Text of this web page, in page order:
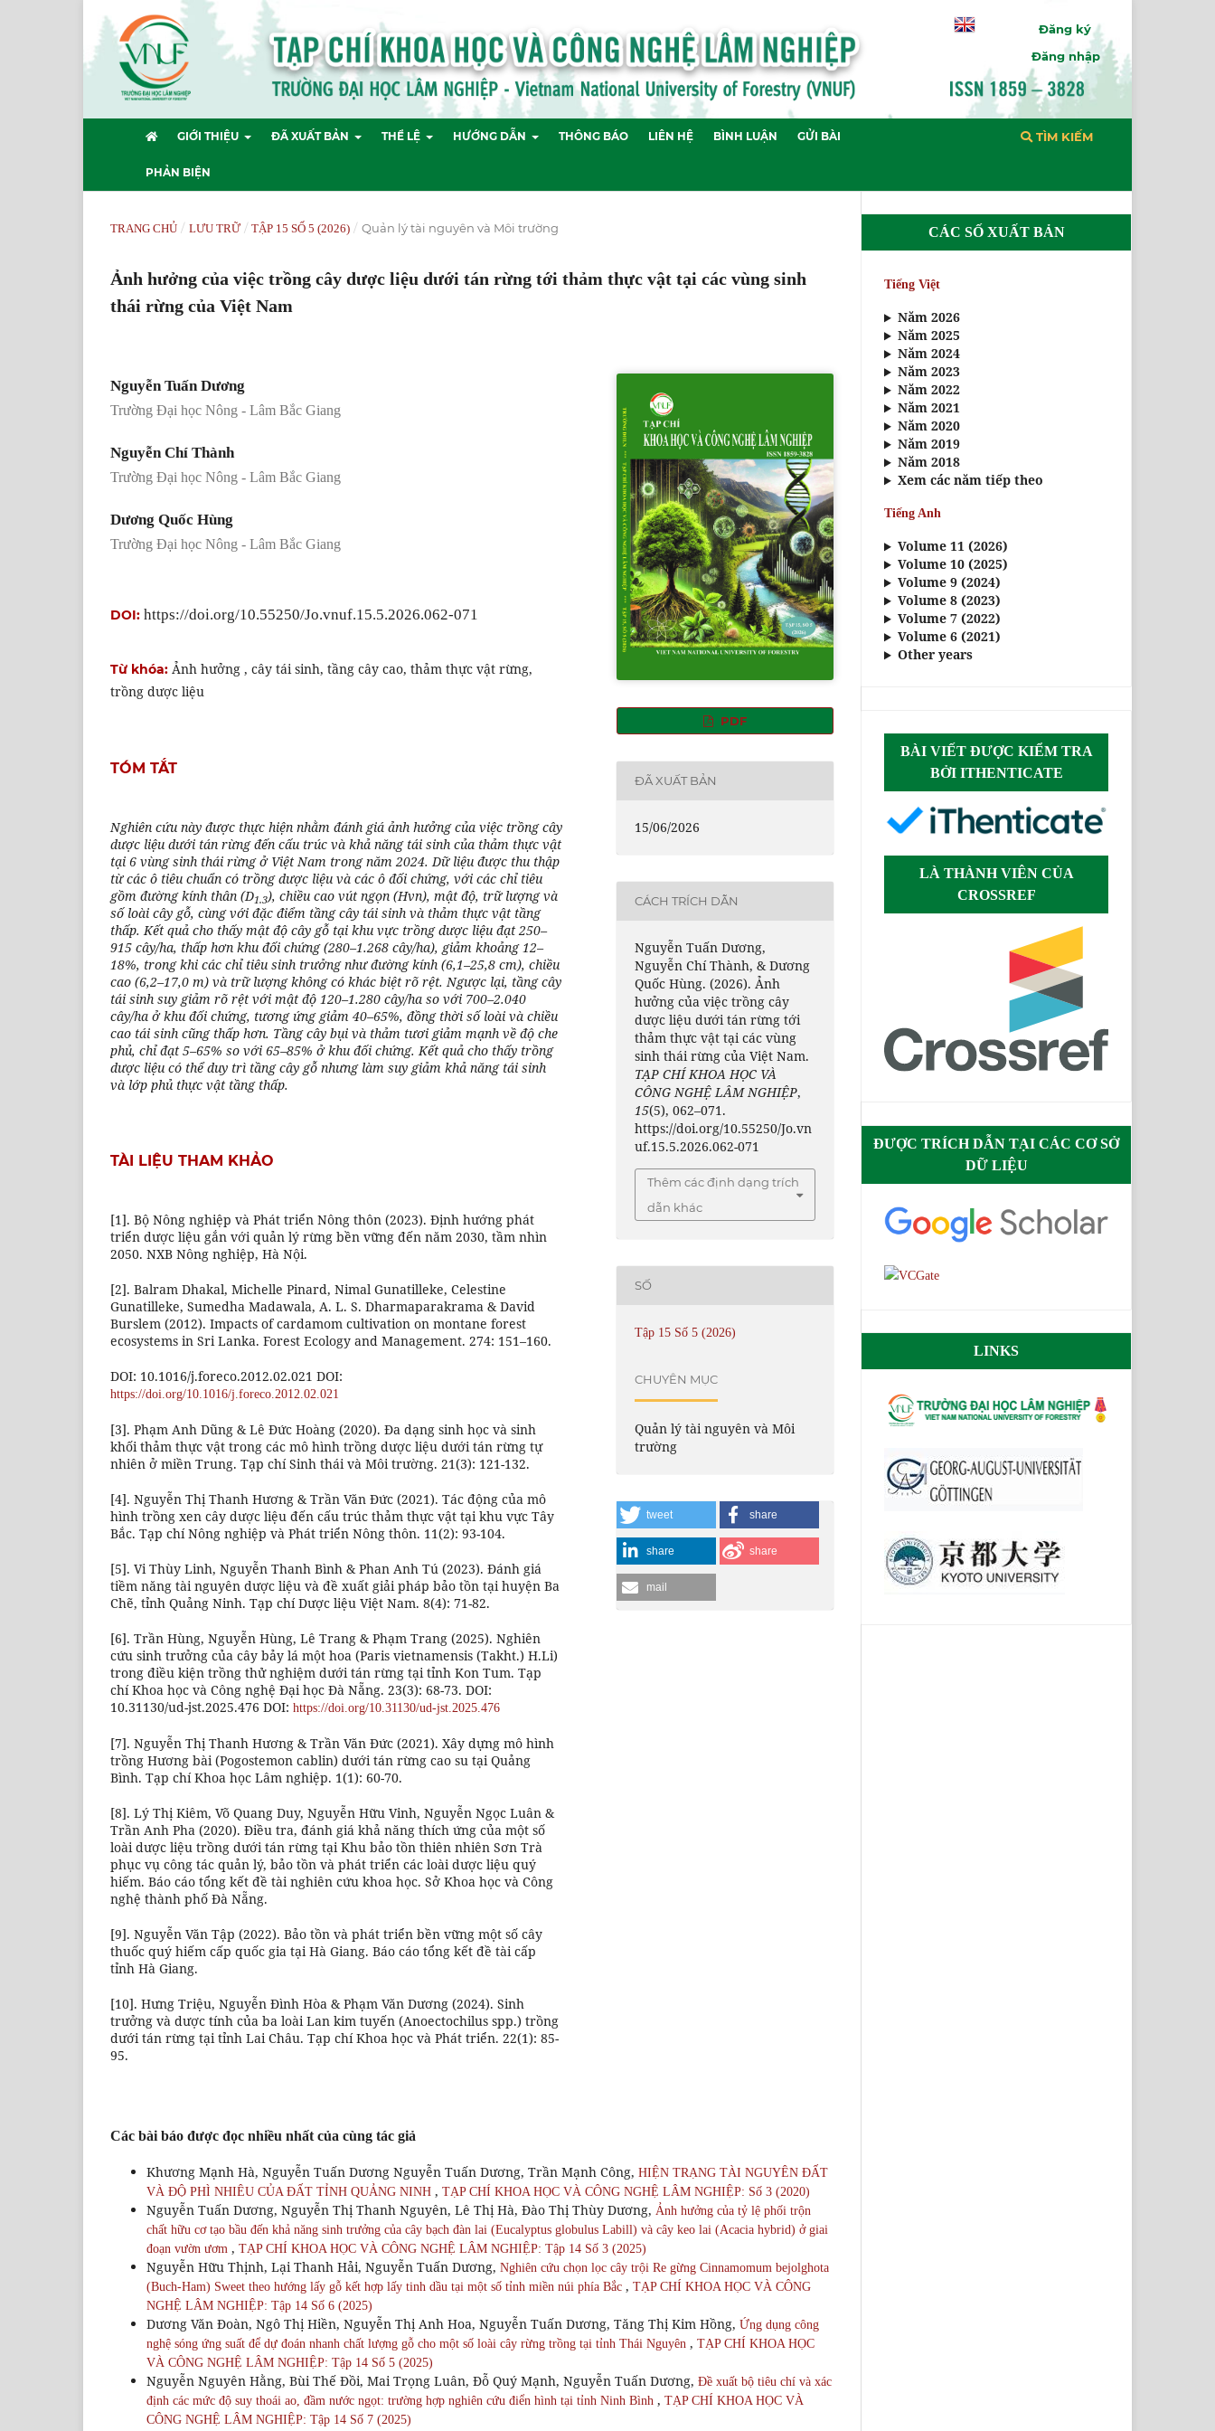
GIỚI THIỆU ĐÃ XUẤT BẢN THỂ LỆ HƯỚNG DẪN THÔNG BÁO LIÊN HỆ BÌNH LUẬN GỬI BÀI
PHẢN BIỆN
TÌM KIẾM
Đăng ký
Đăng nhập
TRANG CHỦ / LƯU TRỮ / TẬP 15 SỐ 5 (2026) / Quản lý tài nguyên và Môi trường
Ảnh hưởng của việc trồng cây dược liệu dưới tán rừng tới thảm thực vật tại các vùng sinh
thái rừng của Việt Nam
Nguyễn Tuấn Dương
Trường Đại học Nông - Lâm Bắc Giang
Nguyễn Chí Thành
Trường Đại học Nông - Lâm Bắc Giang
Dương Quốc Hùng
Trường Đại học Nông - Lâm Bắc Giang
DOI: https://doi.org/10.55250/Jo.vnuf.15.5.2026.062-071
Từ khóa: Ảnh hưởng , cây tái sinh, tầng cây cao, thảm thực vật rừng,
trồng dược liệu
TÓM TẮT
Nghiên cứu này được thực hiện nhằm đánh giá ảnh hưởng của việc trồng cây
dược liệu dưới tán rừng đến cấu trúc và khả năng tái sinh của thảm thực vật
tại 6 vùng sinh thái rừng ở Việt Nam trong năm 2024. Dữ liệu được thu thập
từ các ô tiêu chuẩn có trồng dược liệu và các ô đối chứng, với các chỉ tiêu
gồm đường kính thân (D1.3), chiều cao vút ngọn (Hvn), mật độ, trữ lượng và
số loài cây gỗ, cùng với đặc điểm tầng cây tái sinh và thảm thực vật tầng
thấp. Kết quả cho thấy mật độ cây gỗ tại khu vực trồng dược liệu đạt 250–
915 cây/ha, thấp hơn khu đối chứng (280–1.268 cây/ha), giảm khoảng 12–
18%, trong khi các chỉ tiêu sinh trưởng như đường kính (6,1–25,8 cm), chiều
cao (6,2–17,0 m) và trữ lượng không có khác biệt rõ rệt. Ngược lại, tầng cây
tái sinh suy giảm rõ rệt với mật độ 120–1.280 cây/ha so với 700–2.040
cây/ha ở khu đối chứng, tương ứng giảm 40–65%, đồng thời số loài và chiều
cao tái sinh cũng thấp hơn. Tầng cây bụi và thảm tươi giảm mạnh về độ che
phủ, chỉ đạt 5–65% so với 65–85% ở khu đối chứng. Kết quả cho thấy trồng
dược liệu có thể duy trì tầng cây gỗ nhưng làm suy giảm khả năng tái sinh
và lớp phủ thực vật tầng thấp.
TÀI LIỆU THAM KHẢO
[1]. Bộ Nông nghiệp và Phát triển Nông thôn (2023). Định hướng phát
triển dược liệu gắn với quản lý rừng bền vững đến năm 2030, tầm nhìn
2050. NXB Nông nghiệp, Hà Nội.
[2]. Balram Dhakal, Michelle Pinard, Nimal Gunatilleke, Celestine
Gunatilleke, Sumedha Madawala, A. L. S. Dharmaparakrama & David
Burslem (2012). Impacts of cardamom cultivation on montane forest
ecosystems in Sri Lanka. Forest Ecology and Management. 274: 151–160.
DOI: 10.1016/j.foreco.2012.02.021 DOI:
https://doi.org/10.1016/j.foreco.2012.02.021
[3]. Phạm Anh Dũng & Lê Đức Hoàng (2020). Đa dạng sinh học và sinh
khối thảm thực vật trong các mô hình trồng dược liệu dưới tán rừng tự
nhiên ở miền Trung. Tạp chí Sinh thái và Môi trường. 21(3): 121-132.
[4]. Nguyễn Thị Thanh Hương & Trần Văn Đức (2021). Tác động của mô
hình trồng xen cây dược liệu đến cấu trúc thảm thực vật tại khu vực Tây
Bắc. Tạp chí Nông nghiệp và Phát triển Nông thôn. 11(2): 93-104.
[5]. Vi Thùy Linh, Nguyễn Thanh Bình & Phan Anh Tú (2023). Đánh giá
tiềm năng tài nguyên dược liệu và đề xuất giải pháp bảo tồn tại huyện Ba
Chẽ, tỉnh Quảng Ninh. Tạp chí Dược liệu Việt Nam. 8(4): 71-82.
[6]. Trần Hùng, Nguyễn Hùng, Lê Trang & Phạm Trang (2025). Nghiên
cứu sinh trưởng của cây bảy lá một hoa (Paris vietnamensis (Takht.) H.Li)
trong điều kiện trồng thử nghiệm dưới tán rừng tại tỉnh Kon Tum. Tạp
chí Khoa học và Công nghệ Đại học Đà Nẵng. 23(3): 68-73. DOI:
10.31130/ud-jst.2025.476 DOI: https://doi.org/10.31130/ud-jst.2025.476
[7]. Nguyễn Thị Thanh Hương & Trần Văn Đức (2021). Xây dựng mô hình
trồng Hương bài (Pogostemon cablin) dưới tán rừng cao su tại Quảng
Bình. Tạp chí Khoa học Lâm nghiệp. 1(1): 60-70.
[8]. Lý Thị Kiêm, Võ Quang Duy, Nguyễn Hữu Vinh, Nguyễn Ngọc Luân &
Trần Anh Pha (2020). Điều tra, đánh giá khả năng thích ứng của một số
loài dược liệu trồng dưới tán rừng tại Khu bảo tồn thiên nhiên Sơn Trà
phục vụ công tác quản lý, bảo tồn và phát triển các loài dược liệu quý
hiếm. Báo cáo tổng kết đề tài nghiên cứu khoa học. Sở Khoa học và Công
nghệ thành phố Đà Nẵng.
[9]. Nguyễn Văn Tập (2022). Bảo tồn và phát triển bền vững một số cây
thuốc quý hiếm cấp quốc gia tại Hà Giang. Báo cáo tổng kết đề tài cấp
tỉnh Hà Giang.
[10]. Hưng Triệu, Nguyễn Đình Hòa & Phạm Văn Dương (2024). Sinh
trưởng và dược tính của ba loài Lan kim tuyến (Anoectochilus spp.) trồng
dưới tán rừng tại tỉnh Lai Châu. Tạp chí Khoa học và Phát triển. 22(1): 85-
95.
PDF
ĐÃ XUẤT BẢN
15/06/2026
CÁCH TRÍCH DẪN
Nguyễn Tuấn Dương,
Nguyễn Chí Thành, & Dương
Quốc Hùng. (2026). Ảnh
hưởng của việc trồng cây
dược liệu dưới tán rừng tới
thảm thực vật tại các vùng
sinh thái rừng của Việt Nam.
TẠP CHÍ KHOA HỌC VÀ
CÔNG NGHỆ LÂM NGHIỆP,
15(5), 062–071.
https://doi.org/10.55250/Jo.vn
uf.15.5.2026.062-071
Thêm các định dạng trích
dẫn khác
SỐ
Tập 15 Số 5 (2026)
CHUYÊN MỤC
Quản lý tài nguyên và Môi
trường
tweet share
share share
mail
Các bài báo được đọc nhiều nhất của cùng tác giả
Khương Mạnh Hà, Nguyễn Tuấn Dương Nguyễn Tuấn Dương, Trần Mạnh Công, HIỆN TRẠNG TÀI NGUYÊN ĐẤT
VÀ ĐỘ PHÌ NHIÊU CỦA ĐẤT TỈNH QUẢNG NINH , TẠP CHÍ KHOA HỌC VÀ CÔNG NGHỆ LÂM NGHIỆP: Số 3 (2020)
Nguyễn Tuấn Dương, Nguyễn Thị Thanh Nguyên, Lê Thị Hà, Đào Thị Thùy Dương, Ảnh hưởng của tỷ lệ phối trộn
chất hữu cơ tạo bầu đến khả năng sinh trưởng của cây bạch đàn lai (Eucalyptus globulus Labill) và cây keo lai (Acacia hybrid) ở giai
đoạn vườn ươm , TẠP CHÍ KHOA HỌC VÀ CÔNG NGHỆ LÂM NGHIỆP: Tập 14 Số 3 (2025)
Nguyễn Hữu Thịnh, Lại Thanh Hải, Nguyễn Tuấn Dương, Nghiên cứu chọn lọc cây trội Re gừng Cinnamomum bejolghota
(Buch-Ham) Sweet theo hướng lấy gỗ kết hợp lấy tinh dầu tại một số tỉnh miền núi phía Bắc , TẠP CHÍ KHOA HỌC VÀ CÔNG
NGHỆ LÂM NGHIỆP: Tập 14 Số 6 (2025)
Dương Văn Đoàn, Ngô Thị Hiền, Nguyễn Thị Anh Hoa, Nguyễn Tuấn Dương, Tăng Thị Kim Hồng, Ứng dụng công
nghệ sóng ứng suất để dự đoán nhanh chất lượng gỗ cho một số loài cây rừng trồng tại tỉnh Thái Nguyên , TẠP CHÍ KHOA HỌC
VÀ CÔNG NGHỆ LÂM NGHIỆP: Tập 14 Số 5 (2025)
Nguyễn Nguyên Hằng, Bùi Thế Đồi, Mai Trọng Luân, Đỗ Quý Mạnh, Nguyễn Tuấn Dương, Đề xuất bộ tiêu chí và xác
định các mức độ suy thoái ao, đầm nước ngọt: trường hợp nghiên cứu điển hình tại tỉnh Ninh Bình , TẠP CHÍ KHOA HỌC VÀ
CÔNG NGHỆ LÂM NGHIỆP: Tập 14 Số 7 (2025)
CÁC SỐ XUẤT BẢN
Tiếng Việt
Năm 2026
Năm 2025
Năm 2024
Năm 2023
Năm 2022
Năm 2021
Năm 2020
Năm 2019
Năm 2018
Xem các năm tiếp theo
Tiếng Anh
Volume 11 (2026)
Volume 10 (2025)
Volume 9 (2024)
Volume 8 (2023)
Volume 7 (2022)
Volume 6 (2021)
Other years
BÀI VIẾT ĐƯỢC KIỂM TRA
BỞI ITHENTICATE
LÀ THÀNH VIÊN CỦA
CROSSREF
ĐƯỢC TRÍCH DẪN TẠI CÁC CƠ SỞ
DỮ LIỆU
LINKS